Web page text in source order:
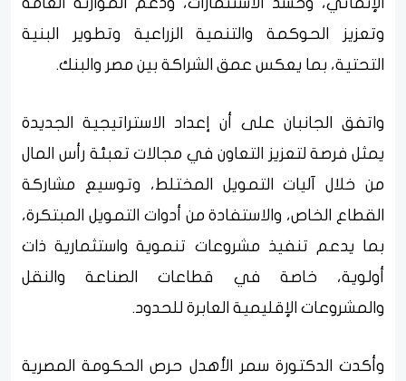
وتعزيز الحوكمة والتنمية الزراعية وتطوير البنية
التحتية، بما يعكس عمق الشراكة بين مصر والبنك.
واتفق الجانبان على أن إعداد الاستراتيجية الجديدة
يمثل فرصة لتعزيز التعاون في مجالات تعبئة رأس المال
من خلال آليات التمويل المختلط، وتوسيع مشاركة
القطاع الخاص، والاستفادة من أدوات التمويل المبتكرة،
بما يدعم تنفيذ مشروعات تنموية واستثمارية ذات
أولوية، خاصة في قطاعات الصناعة والنقل
والمشروعات الإقليمية العابرة للحدود.
وأكدت الدكتورة سمر الأهدل حرص الحكومة المصرية